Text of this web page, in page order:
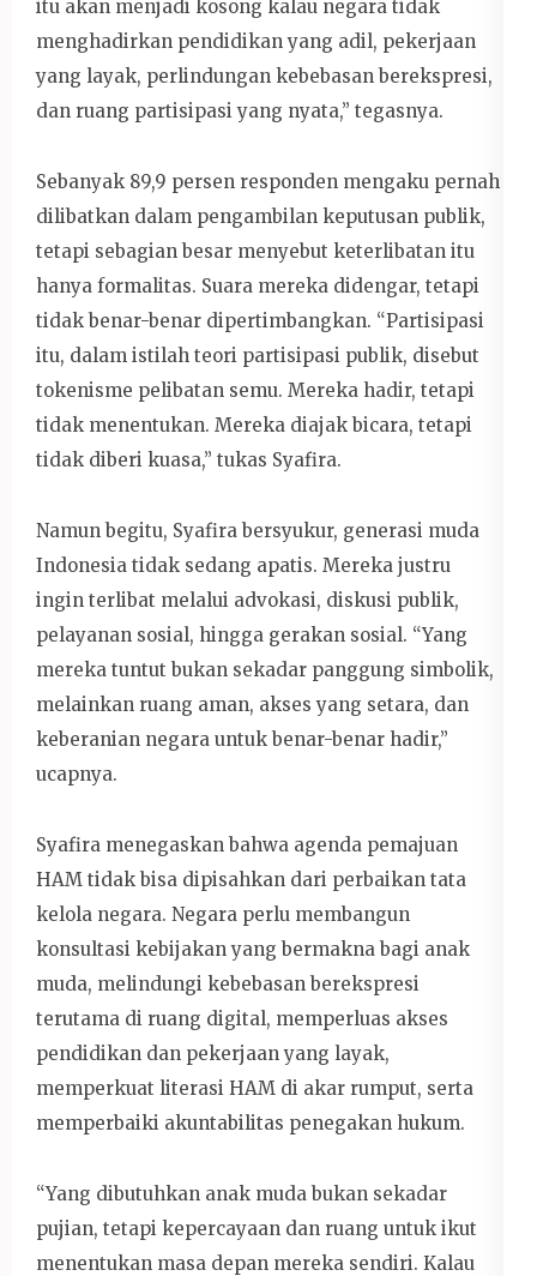
itu akan menjadi kosong kalau negara tidak
menghadirkan pendidikan yang adil, pekerjaan
yang layak, perlindungan kebebasan berekspresi,
dan ruang partisipasi yang nyata,” tegasnya.
Sebanyak 89,9 persen responden mengaku pernah
dilibatkan dalam pengambilan keputusan publik,
tetapi sebagian besar menyebut keterlibatan itu
hanya formalitas. Suara mereka didengar, tetapi
tidak benar-benar dipertimbangkan. “Partisipasi
itu, dalam istilah teori partisipasi publik, disebut
tokenisme pelibatan semu. Mereka hadir, tetapi
tidak menentukan. Mereka diajak bicara, tetapi
tidak diberi kuasa,” tukas Syafira.
Namun begitu, Syafira bersyukur, generasi muda
Indonesia tidak sedang apatis. Mereka justru
ingin terlibat melalui advokasi, diskusi publik,
pelayanan sosial, hingga gerakan sosial. “Yang
mereka tuntut bukan sekadar panggung simbolik,
melainkan ruang aman, akses yang setara, dan
keberanian negara untuk benar-benar hadir,”
ucapnya.
Syafira menegaskan bahwa agenda pemajuan
HAM tidak bisa dipisahkan dari perbaikan tata
kelola negara. Negara perlu membangun
konsultasi kebijakan yang bermakna bagi anak
muda, melindungi kebebasan berekspresi
terutama di ruang digital, memperluas akses
pendidikan dan pekerjaan yang layak,
memperkuat literasi HAM di akar rumput, serta
memperbaiki akuntabilitas penegakan hukum.
“Yang dibutuhkan anak muda bukan sekadar
pujian, tetapi kepercayaan dan ruang untuk ikut
menentukan masa depan mereka sendiri. Kalau